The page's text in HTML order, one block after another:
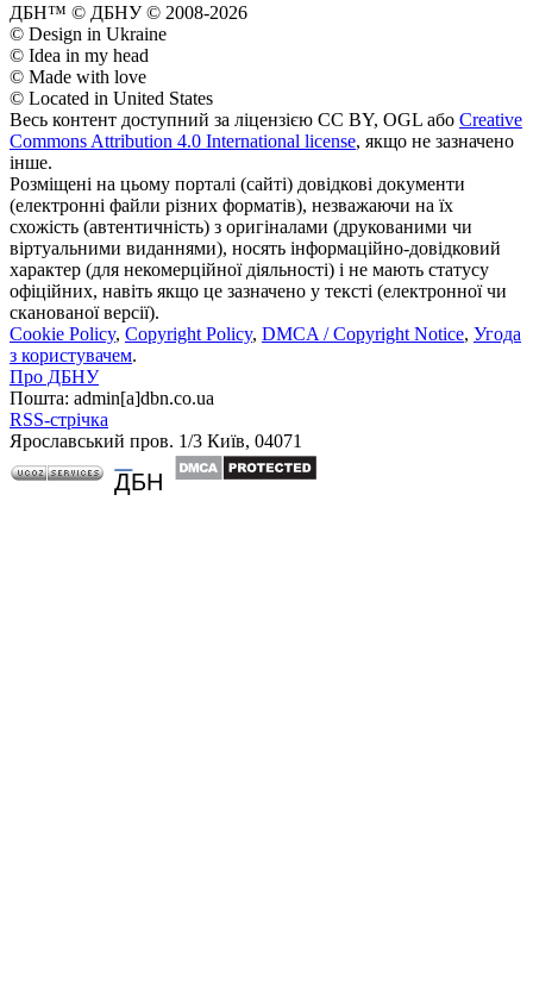
ДБН™ © ДБНУ © 2008-2026
© Design in Ukraine
© Idea in my head
© Made with love
© Located in United States
Весь контент доступний за ліцензією CC BY, OGL або Creative
Commons Attribution 4.0 International license, якщо не зазначено
інше.
Розміщені на цьому порталі (сайті) довідкові документи
(електронні файли різних форматів), незважаючи на їх
схожість (автентичність) з оригіналами (друкованими чи
віртуальними виданнями), носять інформаційно-довідковий
характер (для некомерційної діяльності) і не мають статусу
офіційних, навіть якщо це зазначено у тексті (електронної чи
сканованої версії).
Cookie Policy, Copyright Policy, DMCA / Copyright Notice, Угода
з користувачем.
Про ДБНУ
Пошта: admin[а]dbn.co.ua
RSS-стрічка
Ярославський пров. 1/3 Київ, 04071